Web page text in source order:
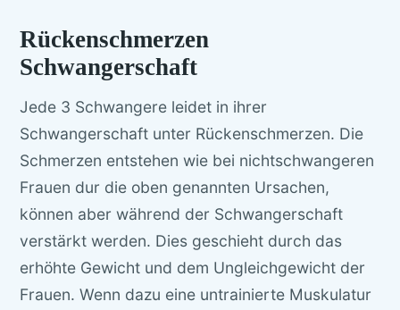
Rückenschmerzen
Schwangerschaft
Jede 3 Schwangere leidet in ihrer
Schwangerschaft unter Rückenschmerzen. Die
Schmerzen entstehen wie bei nichtschwangeren
Frauen dur die oben genannten Ursachen,
können aber während der Schwangerschaft
verstärkt werden. Dies geschieht durch das
erhöhte Gewicht und dem Ungleichgewicht der
Frauen. Wenn dazu eine untrainierte Muskulatur